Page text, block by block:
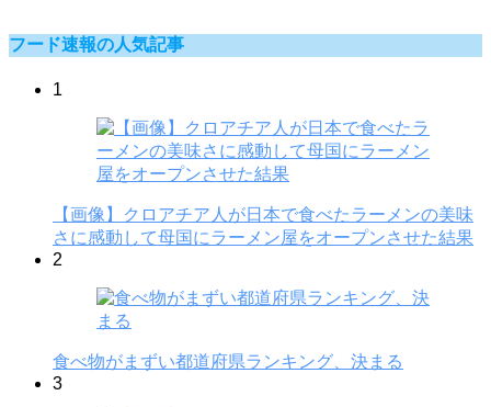
フード速報の人気記事
1
【画像】クロアチア人が日本で食べたラーメンの美味
さに感動して母国にラーメン屋をオープンさせた結果
2
食べ物がまずい都道府県ランキング、決まる
3